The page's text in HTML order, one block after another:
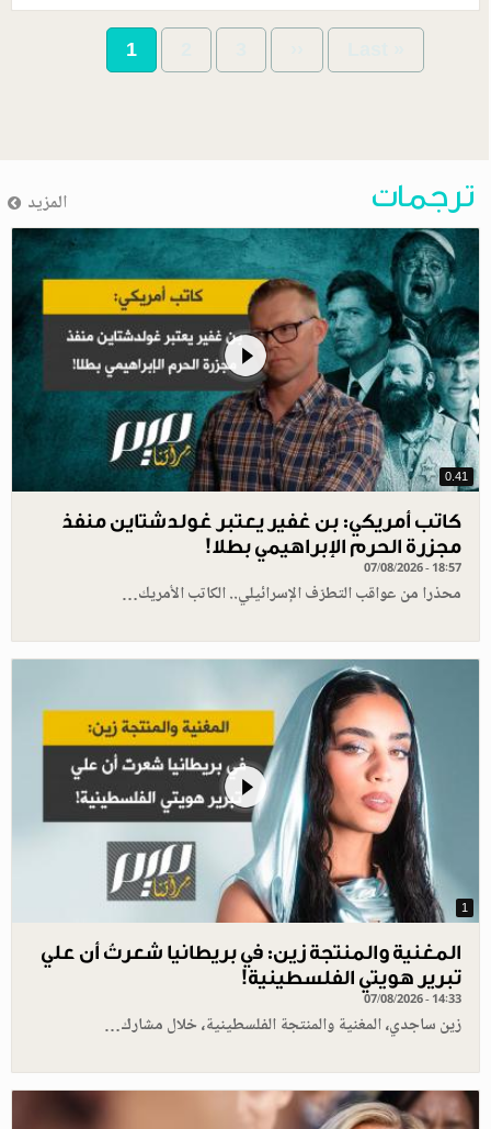
Pagination
Current
page
1
page page
ترجمات المزيد
0.41
كاتب أمريكي: بن غفير يعتبر غولدشتاين منفذ
مجزرة الحرم الإبراهيمي بطلا!
07/08/2026 - 18:57
محذرا من عواقب التطرّف الإسرائيلي.. الكاتب الأمريك…
1
المغنية والمنتجة زين: في بريطانيا شعرتُ أن علي
تبرير هويتي الفلسطينية!
07/08/2026 - 14:33
زين ساجدي، المغنية والمنتجة الفلسطينية، خلال مشارك…